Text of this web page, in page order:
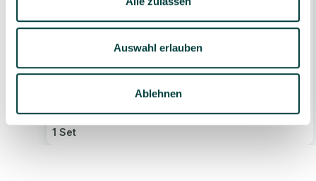
Auswahl erlauben
Ablehnen
SIKU Race Set, 3 Spielfahrzeuge + Pylonen,
15,99 €*
1 Set